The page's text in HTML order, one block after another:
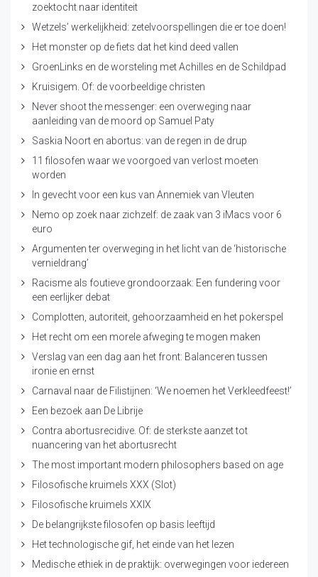
zoektocht naar identiteit
Wetzels’ werkelijkheid: zetelvoorspellingen die er toe doen!
Het monster op de fiets dat het kind deed vallen
GroenLinks en de worsteling met Achilles en de Schildpad
Kruisigem. Of: de voorbeeldige christen
Never shoot the messenger: een overweging naar
aanleiding van de moord op Samuel Paty
Saskia Noort en abortus: van de regen in de drup
11 filosofen waar we voorgoed van verlost moeten
worden
In gevecht voor een kus van Annemiek van Vleuten
Nemo op zoek naar zichzelf: de zaak van 3 iMacs voor 6
euro
Argumenten ter overweging in het licht van de ‘historische
vernieldrang’
Racisme als foutieve grondoorzaak: Een fundering voor
een eerlijker debat
Complotten, autoriteit, gehoorzaamheid en het pokerspel
Het recht om een morele afweging te mogen maken
Verslag van een dag aan het front: Balanceren tussen
ironie en ernst
Carnaval naar de Filistijnen: ‘We noemen het Verkleedfeest!’
Een bezoek aan De Librije
Contra abortusrecidive. Of: de sterkste aanzet tot
nuancering van het abortusrecht
The most important modern philosophers based on age
Filosofische kruimels XXX (Slot)
Filosofische kruimels XXIX
De belangrijkste filosofen op basis leeftijd
Het technologische gif, het einde van het lezen
Medische ethiek in de praktijk: overwegingen voor iedereen